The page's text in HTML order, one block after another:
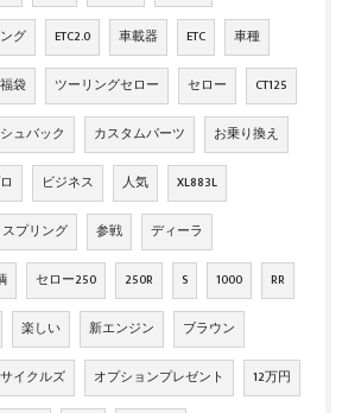
グ ETC2.0 車載器 ETC 車種
袋 ツーリングセロー セロー CT125
ュバック カスタムパーツ お乗り換え
ビジネス 人気 XL883L
スプリング 参戦 ディーラ
セロー250 250R S 1000 RR
楽しい 新エンジン ブラウン
イクルズ オプションプレゼント 12万円